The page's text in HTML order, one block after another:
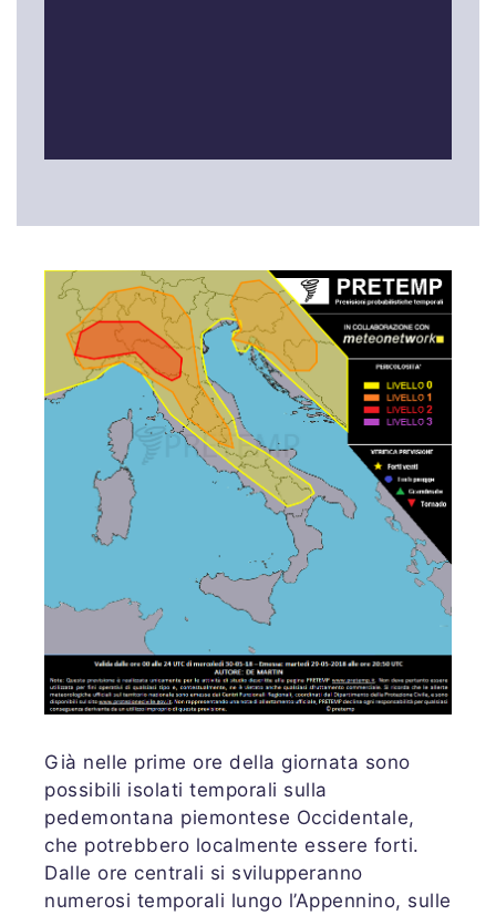
Già nelle prime ore della giornata sono
possibili isolati temporali sulla
pedemontana piemontese Occidentale,
che potrebbero localmente essere forti.
Dalle ore centrali si svilupperanno
numerosi temporali lungo l’Appennino, sulle